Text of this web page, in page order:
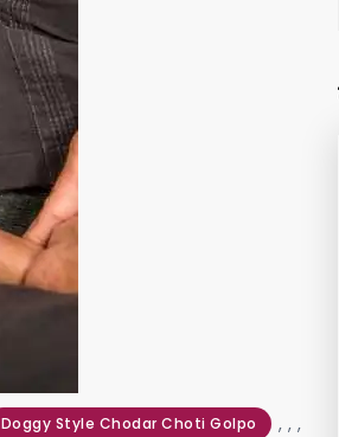
, ,,
Doggy Style Chodar Choti Golpo